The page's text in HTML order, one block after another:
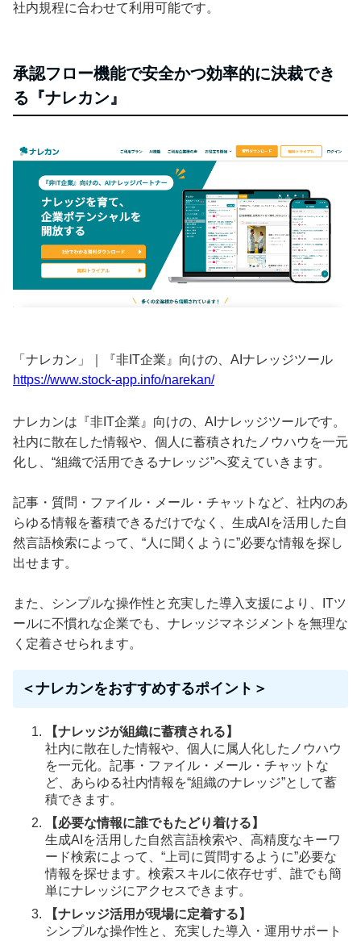
社内規程に合わせて利用可能です。
承認フロー機能で安全かつ効率的に決裁でき
る『ナレカン』
「ナレカン」｜『非IT企業』向けの、AIナレッジツール
https://www.stock-app.info/narekan/
ナレカンは『非IT企業』向けの、AIナレッジツールです。
社内に散在した情報や、個人に蓄積されたノウハウを一元
化し、“組織で活用できるナレッジ”へ変えていきます。
記事・質問・ファイル・メール・チャットなど、社内のあ
らゆる情報を蓄積できるだけでなく、生成AIを活用した自
然言語検索によって、“人に聞くように”必要な情報を探し
出せます。
また、シンプルな操作性と充実した導入支援により、ITツ
ールに不慣れな企業でも、ナレッジマネジメントを無理な
く定着させられます。
＜ナレカンをおすすめするポイント＞
【ナレッジが組織に蓄積される】
社内に散在した情報や、個人に属人化したノウハウ
を一元化。記事・ファイル・メール・チャットな
ど、あらゆる社内情報を“組織のナレッジ”として蓄
積できます。
【必要な情報に誰でもたどり着ける】
生成AIを活用した自然言語検索や、高精度なキーワ
ード検索によって、“上司に質問するように”必要な
情報を探せます。検索スキルに依存せず、誰でも簡
単にナレッジにアクセスできます。
【ナレッジ活用が現場に定着する】
シンプルな操作性と、充実した導入・運用サポート